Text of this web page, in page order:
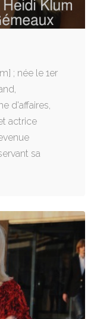
; née le 1er
d'affaires,
actrice
sa